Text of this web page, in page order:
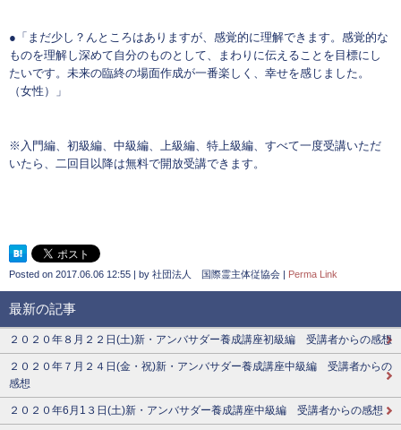
●「まだ少し？んところはありますが、感覚的に理解できます。感覚的な
ものを理解し深めて自分のものとして、まわりに伝えることを目標にし
たいです。未来の臨終の場面作成が一番楽しく、幸せを感じました。
（女性）」
※入門編、初級編、中級編、上級編、特上級編、すべて一度受講いただ
いたら、二回目以降は無料で開放受講できます。
Posted on 2017.06.06 12:55 by 社団法人 国際霊主体従協会 Perma Link
最新の記事
２０２０年８月２２日(土)新・アンバサダー養成講座初級編 受講者からの感想
２０２０年７月２４日(金・祝)新・アンバサダー養成講座中級編 受講者からの
感想
２０２０年6月1３日(土)新・アンバサダー養成講座中級編 受講者からの感想